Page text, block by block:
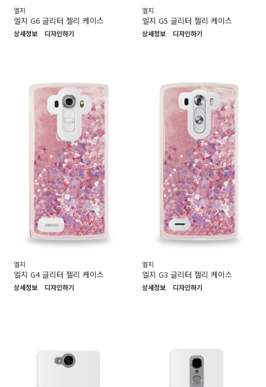
엘지
엘지 G6 글리터 젤리 케이스
상세정보 디자인하기
엘지
엘지 G5 글리터 젤리 케이스
상세정보 디자인하기
엘지
엘지 G4 글리터 젤리 케이스
상세정보 디자인하기
엘지
엘지 G3 글리터 젤리 케이스
상세정보 디자인하기